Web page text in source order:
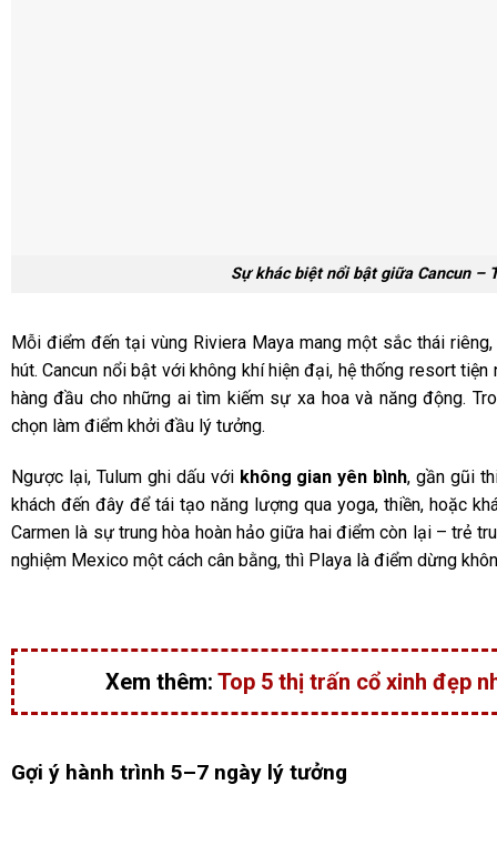
Sự khác biệt nổi bật giữa Cancun –
Mỗi điểm đến tại vùng Riviera Maya mang một sắc thái
hút. Cancun nổi bật với không khí hiện đại, hệ thống resort
hàng đầu cho những ai tìm kiếm sự xa hoa và năng động.
chọn làm điểm khởi đầu lý tưởng.
Ngược lại, Tulum ghi dấu với không gian yên bình, gần gũi
khách đến đây để tái tạo năng lượng qua yoga, thiền, hoặc
Carmen là sự trung hòa hoàn hảo giữa hai điểm còn lại – trẻ
nghiệm Mexico một cách cân bằng, thì Playa là điểm dừng
Xem thêm: Top 5 thị trấn cổ xinh đẹp
Gợi ý hành trình 5–7 ngày lý tưởng